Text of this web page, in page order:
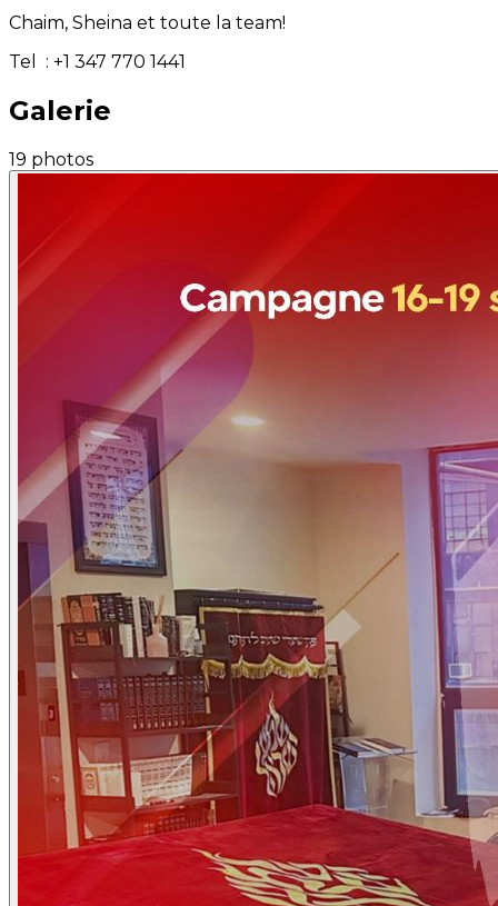
Chaim, Sheina et toute la team!
Tel : +1 347 770 1441
Galerie
19 photos